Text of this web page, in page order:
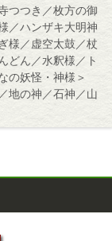
つつき／枚方の御
／ハンザキ大明神
様／虚空太鼓／杖
どん／水釈様／ト
の妖怪・神様＞
地の神／石神／山